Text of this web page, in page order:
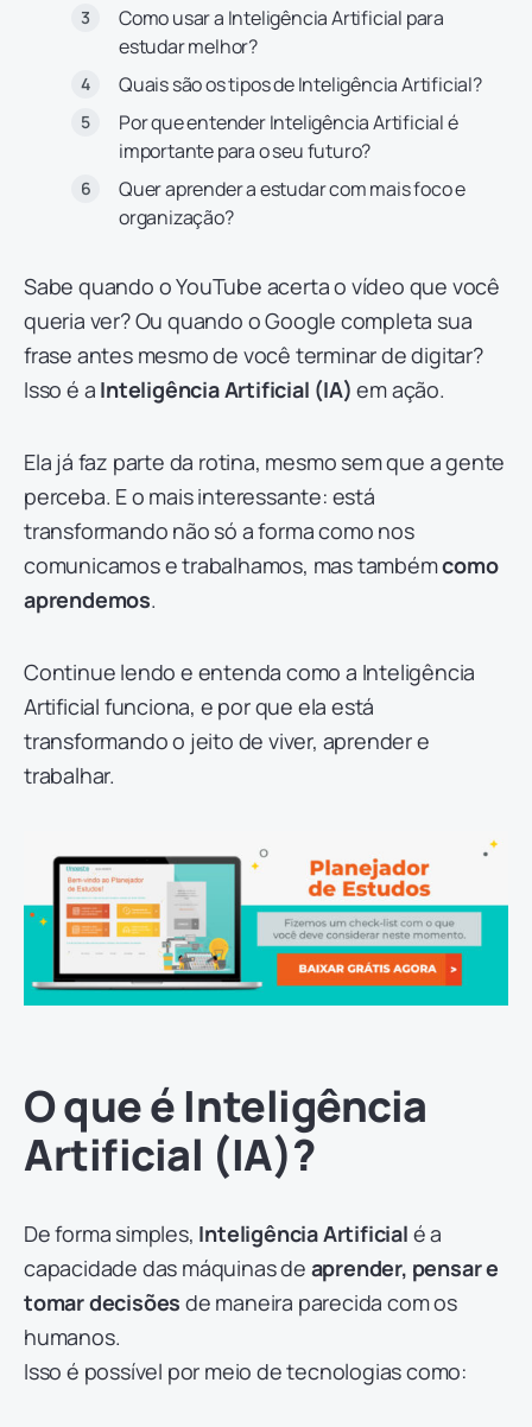
Como usar a Inteligência Artificial para
estudar melhor?
Quais são os tipos de Inteligência Artificial?
Por que entender Inteligência Artificial é
importante para o seu futuro?
Quer aprender a estudar com mais foco e
organização?
Sabe quando o YouTube acerta o vídeo que você
queria ver? Ou quando o Google completa sua
frase antes mesmo de você terminar de digitar?
Isso é a Inteligência Artificial (IA) em ação.
Ela já faz parte da rotina, mesmo sem que a gente
perceba. E o mais interessante: está
transformando não só a forma como nos
comunicamos e trabalhamos, mas tambémcomo
aprendemos.
Continue lendo e entenda como a Inteligência
Artificial funciona, e por que ela está
transformando o jeito de viver, aprender e
trabalhar.
O que é Inteligência
Artificial (IA)?
De forma simples, Inteligência Artificial é a
capacidade das máquinas de aprender, pensar e
tomar decisões de maneira parecida com os
humanos.
Isso é possível por meio de tecnologias como: